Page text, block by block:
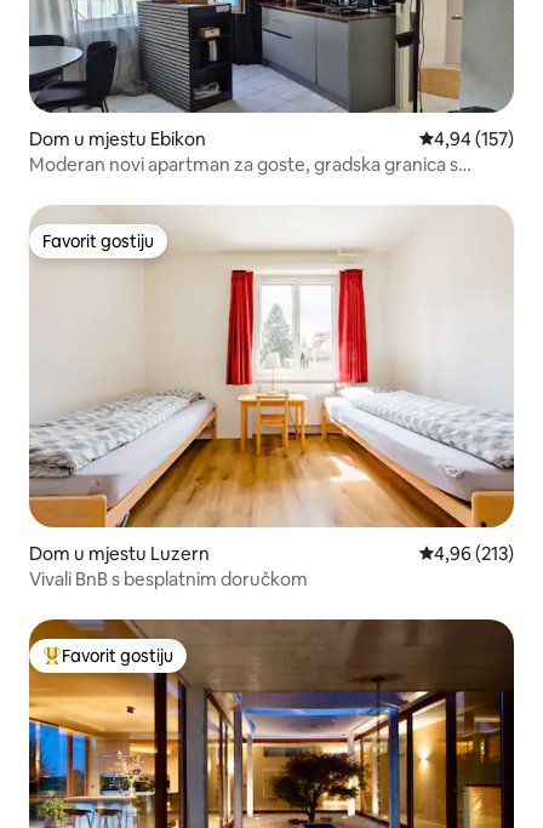
Dom u mjestu Ebikon Prosječna
4,94 (157)
Moderan novi apartman za goste, gradska granica s
Favorit gostiju
Favorit gostiju
Dom u mjestu Luzern Prosječna
4,96 (213)
Vivali BnB s besplatnim doručkom
Glavni favorit gostiju
Favorit gostiju